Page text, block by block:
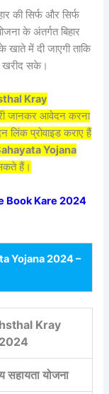
की सिर्फ और सिर्फ
के अंतर्गत बिहार
खाते में दी जाएगी ताकि
खरीद सके।
Kray
जानकर आवेदन करना
लिंक प्रोवाइड कराए हैं
Yojana
हैं।
Book Kare 2024
Yojana 2024 –
Kray
योजना